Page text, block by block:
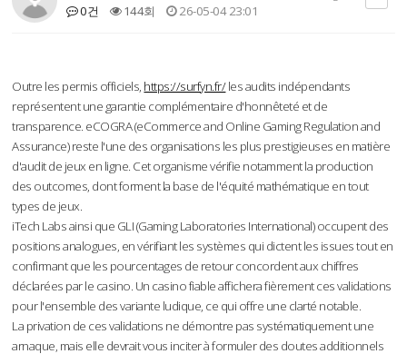
0건 144회 26-05-04 23:01
Outre les permis officiels, https://surfyn.fr/les audits indépendants
représentent une garantie complémentaire d'honnêteté et de
transparence. eCOGRA (eCommerce and Online Gaming Regulation and
Assurance) reste l'une des organisations les plus prestigieuses en matière
d'audit de jeux en ligne. Cet organisme vérifie notamment la production
des outcomes, dont forment la base de l'équité mathématique en tout
types de jeux.
iTech Labs ainsi que GLI (Gaming Laboratories International) occupent des
positions analogues, en vérifiant les systèmes qui dictent les issues tout en
confirmant que les pourcentages de retour concordent aux chiffres
déclarées par le casino. Un casino fiable affichera fièrement ces validations
pour l'ensemble des variante ludique, ce qui offre une clarté notable.
La privation de ces validations ne démontre pas systématiquement une
arnaque, mais elle devrait vous inciter à formuler des doutes additionnels